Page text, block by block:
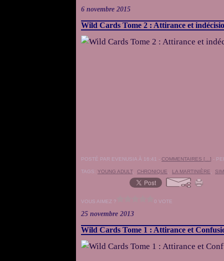
6 novembre 2015
Wild Cards Tome 2 : Attirance et
POSTÉ PAR EVENUSIA À 16:41 - COMMENTAIRES [ ] -
TAGS: YOUNG ADULT, CHRONIQUE LA MARTINIÈRE
VOUS AIMEZ ? 0 VOTE
25 novembre 2013
Wild Cards Tome 1 : Attirance et